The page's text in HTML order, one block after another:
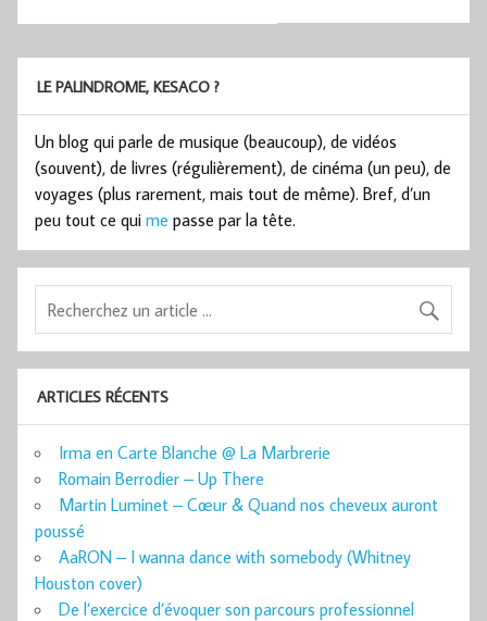
LE PALINDROME, KESACO ?
Un blog qui parle de musique (beaucoup), de vidéos
(souvent), de livres (régulièrement), de cinéma (un peu), de
voyages (plus rarement, mais tout de même). Bref, d’un
peu tout ce qui me passe par la tête.
ARTICLES RÉCENTS
Irma en Carte Blanche @ La Marbrerie
Romain Berrodier – Up There
Martin Luminet – Cœur & Quand nos cheveux auront
poussé
AaRON – I wanna dance with somebody (Whitney
Houston cover)
De l’exercice d’évoquer son parcours professionnel